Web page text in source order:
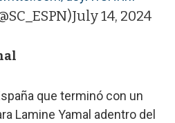
July 14, 2024
que terminó con un
Lamine Yamal adentro del